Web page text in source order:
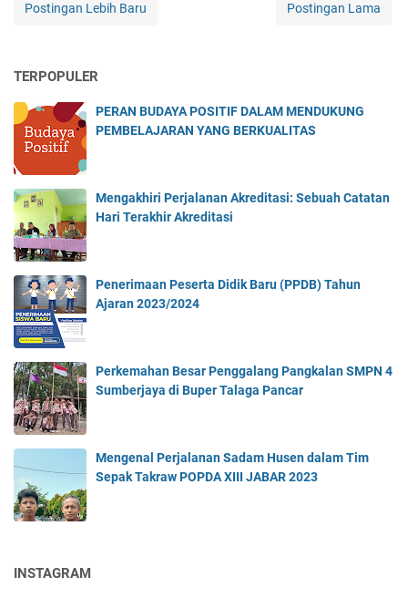
Postingan Lebih Baru Postingan Lama
TERPOPULER
PERAN BUDAYA POSITIF DALAM MENDUKUNG
PEMBELAJARAN YANG BERKUALITAS
Mengakhiri Perjalanan Akreditasi: Sebuah Catatan
Hari Terakhir Akreditasi
Penerimaan Peserta Didik Baru (PPDB) Tahun
Ajaran 2023/2024
Perkemahan Besar Penggalang Pangkalan SMPN 4
Sumberjaya di Buper Talaga Pancar
Mengenal Perjalanan Sadam Husen dalam Tim
Sepak Takraw POPDA XIII JABAR 2023
INSTAGRAM